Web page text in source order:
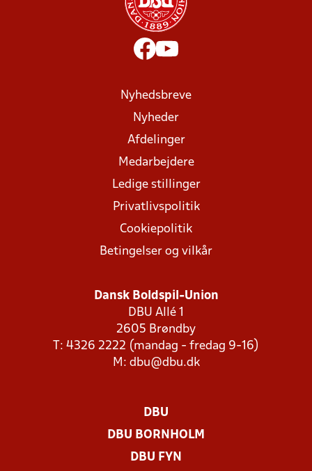
Nyhedsbreve
Nyheder
Afdelinger
Medarbejdere
Ledige stillinger
Privatlivspolitik
Cookiepolitik
Betingelser og vilkår
Dansk Boldspil-Union
DBU Allé 1
2605 Brøndby
T: 4326 2222 (mandag - fredag 9-16)
M: dbu@dbu.dk
DBU
DBU BORNHOLM
DBU FYN